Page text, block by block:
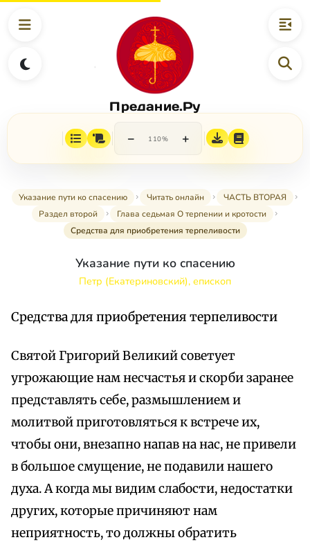
Предание.Ру
− 110% +
Указание пути ко спасению Читать онлайн
ЧАСТЬ ВТОРАЯ
Раздел второй
Глава седьмая О терпении и кротости
Средства для приобретения терпеливости
Указание пути ко спасению
Петр (Екатериновский), епископ
Средства для приобретения терпеливости
Святой Григорий Великий советует
угрожающие нам несчастья и скорби заранее
представлять себе, размышлением и
молитвой приготовляться к встрече их,
чтобы они, внезапно напав на нас, не привели
в большое смущение, не подавили нашего
духа. А когда мы видим слабости, недостатки
других, которые причиняют нам
неприятность, то должны обратить